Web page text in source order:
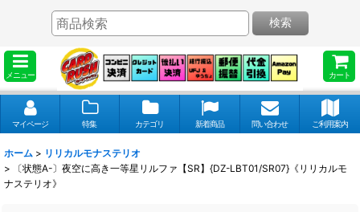
メニュー カート
検索
マイページ 特集 カテゴリ 新着商品 問い合わせ ご利用案内
ホーム > リリカルモナステリオ
>
〔状態A-〕夜空に高き一等星リルファ【SR】{DZ-LBT01/SR07}《リリカルモ
ナステリオ》